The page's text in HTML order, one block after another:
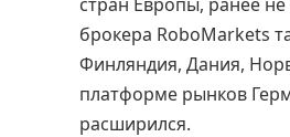
брокера RoboMarkets
Финляндия, Дания,
платформе рынков
расширился.